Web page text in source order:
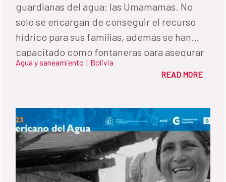
guardianas del agua: las Umamamas. No
solo se encargan de conseguir el recurso
hídrico para sus familias, además se han
capacitado como fontaneras para asegurar
su distribución y generar redes de apoyo.
Agua y saneamiento | Bolivia
READ MORE